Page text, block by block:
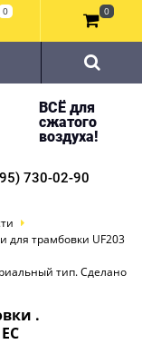
ВСЁ для
сжатого
воздуха!
730-02-90
для трамбовки UF203
тип. Сделано
.
0 0